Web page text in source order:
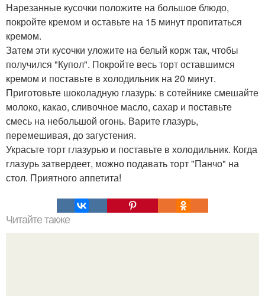
Нарезанные кусочки положите на большое блюдо,
покройте кремом и оставьте на 15 минут пропитаться
кремом.
Затем эти кусочки уложите на белый корж так, чтобы
получился "Купол". Покройте весь торт оставшимся
кремом и поставьте в холодильник на 20 минут.
Приготовьте шоколадную глазурь: в сотейнике смешайте
молоко, какао, сливочное масло, сахар и поставьте
смесь на небольшой огонь. Варите глазурь,
перемешивая, до загустения.
Украсьте торт глазурью и поставьте в холодильник. Когда
глазурь затвердеет, можно подавать торт "Панчо" на
стол. Приятного аппетита!
Читайте также